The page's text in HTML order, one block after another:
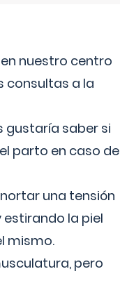
nuestro centro
consultas a la
gustaría saber si
parto en caso de
una tensión
estirando la piel
mismo.
pero